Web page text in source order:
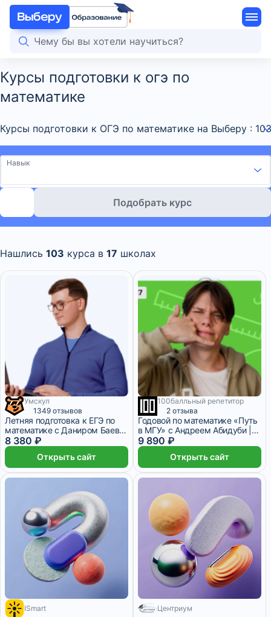
Курсы подготовки к огэ по
математике
Курсы подготовки к ОГЭ по математике на Выберу :
Навык
Подобрать курс
Нашлись 103 курса в 17 школах
2 095 ₽/мес 1 месяц
Умскул
1349 отзывов
Летняя подготовка к ЕГЭ по
математике с Даниром Баев
(10 класс)
8 380 ₽
Открыть сайт
9 месяцев
100балльный репетитор
2 отзыва
Годовой по математике «Путь
в МГУ» с Андреем Абидуби |
ОГЭ-2026/2027
9 890 ₽
Открыть сайт
ISmart Центриум